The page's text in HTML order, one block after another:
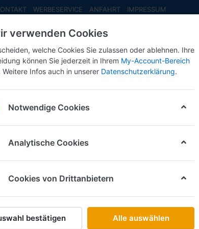
WERBESERVICE ANFAHRT IMPRESSUM
NEU EINGETROFFEN NEUHEITEN
Transporte "30 Jahre", Scania Hauber Zugm.-Set
Tekno
Scania
Art.-Nr.
verwenden Cookies
welche Cookies Sie zulassen oder ablehnen. Ihre
können Sie jederzeit in Ihrem My-Account-Bereich
Weitere Infos auch in unserer Datenschutzerklärung.
Notwendige Cookies
Analytische Cookies
Cookies von Drittanbietern
bestätigen Alle auswählen